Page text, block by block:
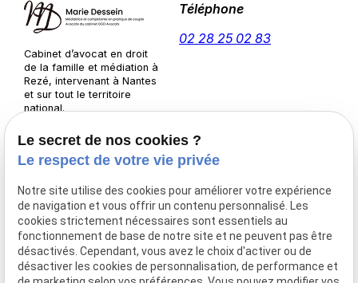
Cabinet d’avocat en droit
de la famille et médiation à
Rezé, intervenant à Nantes
et sur tout le territoire
national.
Téléphone
02 28 25 02 83
3 Pl. de l'Europe
44400 Rezé
7 Rue d'Anjou,
44390 Nort-sur-Erdre
Jeudi
14:00-
17:00
Vendredi
Sur
rendez-
vous
Le secret de nos cookies ?
Le respect de votre vie privée
Notre site utilise des cookies pour améliorer votre expérience
de navigation et vous offrir un contenu personnalisé. Les
cookies strictement nécessaires sont essentiels au
fonctionnement de base de notre site et ne peuvent pas être
désactivés. Cependant, vous avez le choix d'activer ou de
désactiver les cookies de personnalisation, de performance et